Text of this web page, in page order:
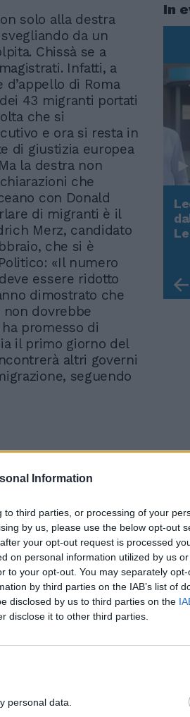
Information
third parties, or processing of your
by us, please use the below opt-out
your opt-out request is processed
on personal information utilized by us
to your opt-out. You may separately
by third parties on the IAB’s list of
disclosed by us to third parties on the
disclose it to other third parties.
personal data.
solo alla destra
da un
Chissà se a
Infatti, a
di Roma
43 migranti portati
che si
e ora si resta in
di giustizia europea
la destra non
che
con Donald
di migranti è il
Merz, candidato
che si è
«Il numero
essere ridotto
dimostrato che
non dovrebbe
promesso di
il primo giorno del
altri governi
seguendo
di Meloni:
dire che prevale
rimpatria la
endorsement per il
ha incontrato ieri
In
a Come States?
e la strategia